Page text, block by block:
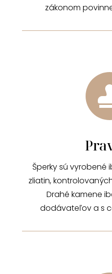
zákonom
Šperky sú vyrobené
zliatin,
Drahé kamene
dodávateľov a s